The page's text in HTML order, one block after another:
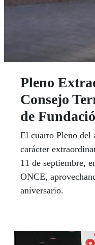
Pleno
Consejo
de
El cuarto Pleno del
carácter
11 de septiembre,
ONCE,
aniversario.